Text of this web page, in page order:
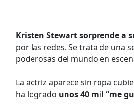
Kristen Stewart sorprende a
por las redes. Se trata de una
poderosas del mundo en
La actriz aparece sin ropa
ha logrado unos 40 mil “me